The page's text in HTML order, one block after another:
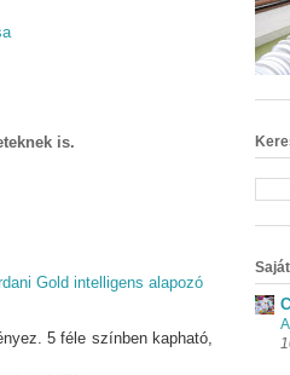
is.
5 féle színben kapható,